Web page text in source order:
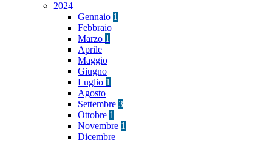
2024
Gennaio 1
Febbraio
Marzo 1
Aprile
Maggio
Giugno
Luglio 1
Agosto
Settembre 3
Ottobre 1
Novembre 1
Dicembre